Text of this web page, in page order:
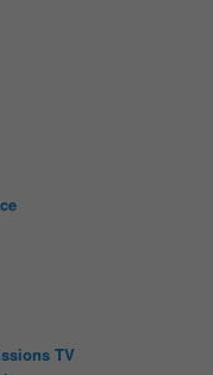
TV